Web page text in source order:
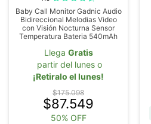
Baby Call Monitor Gadnic Audio
Bidireccional Melodias Video
con Visión Nocturna Sensor
Temperatura Bateria 540mAh
Llega Gratis
partir del lunes o
¡Retiralo el lunes!
$175.098
$87.549
50% OFF